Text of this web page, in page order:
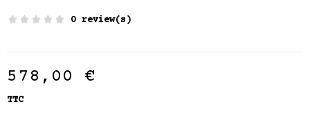
0 review(s)
578,00 €
TTC